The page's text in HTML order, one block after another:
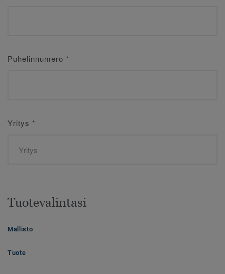
Puhelinnumero *
Yritys *
Tuotevalintasi
Mallisto
Tuote